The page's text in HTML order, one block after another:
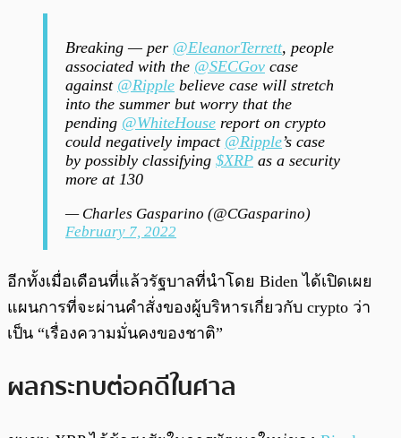
Breaking — per @EleanorTerrett, people
associated with the @SECGov case
against @Ripple believe case will stretch
into the summer but worry that the
pending @WhiteHouse report on crypto
could negatively impact @Ripple’s case
by possibly classifying $XRP as a security
more at 130
— Charles Gasparino (@CGasparino)
February 7, 2022
อีกทั้งเมื่อเดือนที่แล้วรัฐบาลที่นำโดย Biden ได้เปิดเผย
แผนการที่จะผ่านคำสั่งของผู้บริหารเกี่ยวกับ crypto ว่า
เป็น “เรื่องความมั่นคงของชาติ”
ผลกระทบต่อคดีในศาล